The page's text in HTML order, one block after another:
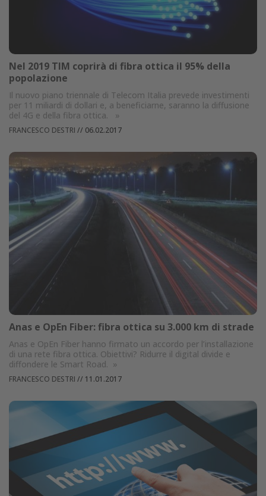
Nel 2019 TIM coprirà di fibra ottica il 95% della
popolazione
Il nuovo piano triennale di Telecom Italia prevede investimenti
per 11 miliardi di dollari e, a beneficiarne, saranno la diffusione
del 4G e della fibra ottica.
»
FRANCESCO DESTRI // 06.02.2017
Anas e OpEn Fiber: fibra ottica su 3.000 km di strade
Anas e OpEn Fiber hanno firmato un accordo per l’installazione
di una rete fibra ottica. Obiettivi? Ridurre il digital divide e
diffondere le Smart Road. »
FRANCESCO DESTRI // 11.01.2017